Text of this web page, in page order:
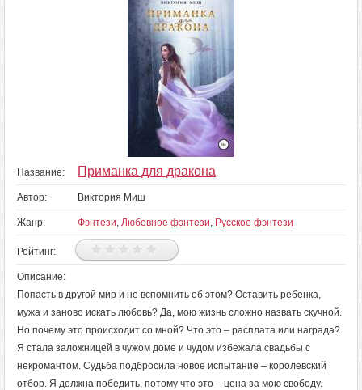
Название: Приманка для дракона
Автор: Виктория Миш
Жанр: Фэнтези, Любовное фэнтези, Русское фэнтези
Рейтинг:
Описание:
Попасть в другой мир и не вспомнить об этом? Оставить ребенка,
мужа и заново искать любовь? Да, мою жизнь сложно назвать скучной.
Но почему это происходит со мной? Что это – расплата или награда?
Я стала заложницей в чужом доме и чудом избежала свадьбы с
некромантом. Судьба подбросила новое испытание – королевский
отбор. Я должна победить, потому что это – цена за мою свободу.